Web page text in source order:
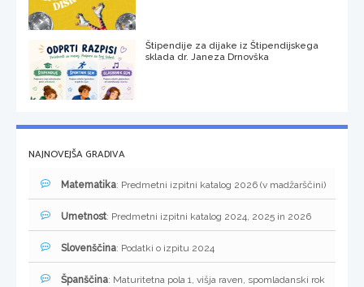
Štipendije za dijake iz Štipendijskega
sklada dr. Janeza Drnovška
NAJNOVEJŠA GRADIVA
Matematika: Predmetni izpitni katalog 2026 (v madžarščini)
Umetnost: Predmetni izpitni katalog 2024, 2025 in 2026
Slovenščina: Podatki o izpitu 2024
Španščina: Maturitetna pola 1, višja raven, spomladanski rok